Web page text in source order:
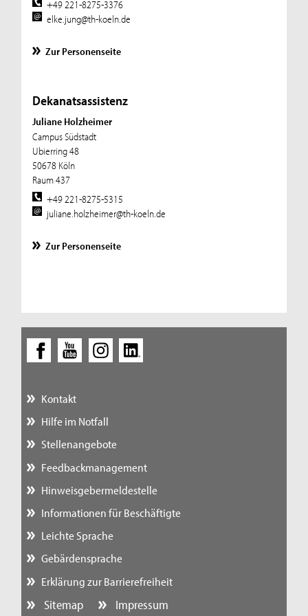
+49 221-8275-3376
elke.jung@th-koeln.de
Zur Personenseite
Dekanatsassistenz
Juliane Holzheimer
Campus Südstadt
Ubierring 48
50678 Köln
Raum 437
+49 221-8275-5315
juliane.holzheimer@th-koeln.de
Zur Personenseite
Kontakt
Hilfe im Notfall
Stellenangebote
Feedbackmanagement
Hinweisgebermeldestelle
Informationen für Beschäftigte
Leichte Sprache
Gebärdensprache
Erklärung zur Barrierefreiheit
Sitemap Impressum